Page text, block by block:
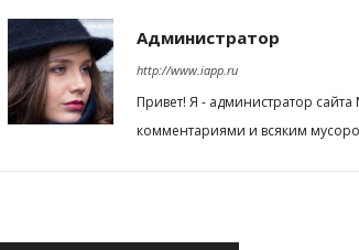
Администратор
http://www.iapp.ru
Привет! Я - администратор
комментариями и всяким